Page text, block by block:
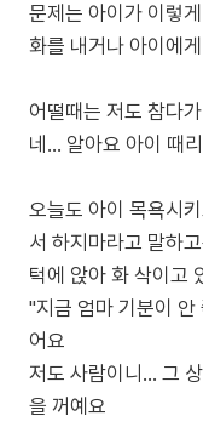
문제는 아이가 이렇
화를 내거나 아이에
어떨때는 저도 참다
네... 알아요 아이 때
오늘도 아이 목욕시
서 하지마라고 말하
턱에 앉아 화 삭이고
"지금 엄마 기분이 안
어요
저도 사람이니... 그
을 꺼예요